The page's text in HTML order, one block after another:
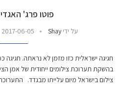
פוטו פרג'
על ידיShay
2017-06-05
חגיגה ישראלית כזו מזמן לא נראתה.
בהשקת תערוכת צילומים ייחודית של אמן
צילום בישראל מיום עלייתו מבגדד.